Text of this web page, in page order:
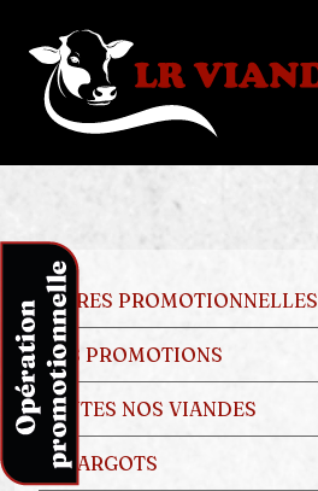
OFFRES PROMOTIONNELLES
NOS PROMOTIONS
TOUTES NOS VIANDES
ESCARGOTS